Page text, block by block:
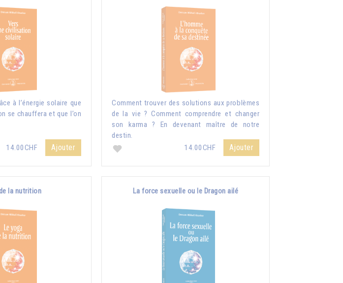
à l’énergie solaire que
se chauffera et que l’on
14.00CHF Ajouter
Comment trouver des solutions aux problèmes
de la vie ? Comment comprendre et changer
son karma ? En devenant maître de notre
destin.
14.00CHF
Ajouter
la nutrition La force sexuelle ou le Dragon ailé